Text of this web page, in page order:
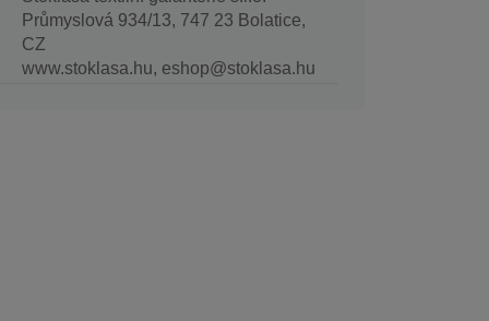
Průmyslová 934/13, 747 23 Bolatice,
CZ
www.stoklasa.hu, eshop@stoklasa.hu